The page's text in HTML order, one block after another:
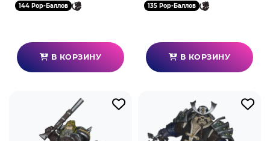
144 Pop-Баллов
В КОРЗИНУ
135 Pop-Баллов
В КОРЗИНУ